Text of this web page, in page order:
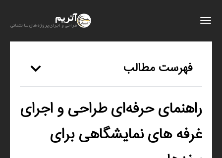
آتریم
طراحی و اجرای پروژه های ساختمانی
فهرست مطالب
راهنمای حرفه‌ای طراحی و اجرای
غرفه‌ های نمایشگاهی برای